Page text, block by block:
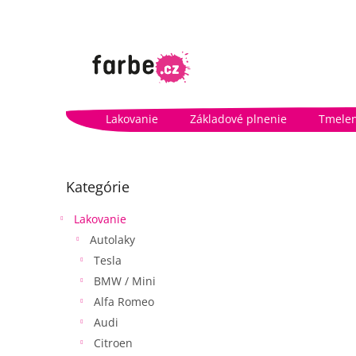
Lakovanie Základové plnenie
č
kategórie
Kategórie
Lakovanie
Autolaky
Tesla
BMW / Mini
Alfa Romeo
Audi
Citroen